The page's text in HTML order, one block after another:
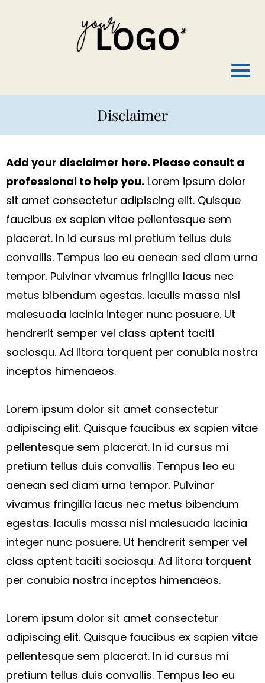
Disclaimer
Add your disclaimer here. Please consult a
professional to help you. Lorem ipsum dolor
sit amet consectetur adipiscing elit. Quisque
faucibus ex sapien vitae pellentesque sem
placerat. In id cursus mi pretium tellus duis
convallis. Tempus leo eu aenean sed diam urna
tempor. Pulvinar vivamus fringilla lacus nec
metus bibendum egestas. Iaculis massa nisl
malesuada lacinia integer nunc posuere. Ut
hendrerit semper vel class aptent taciti
sociosqu. Ad litora torquent per conubia nostra
inceptos himenaeos.
Lorem ipsum dolor sit amet consectetur
adipiscing elit. Quisque faucibus ex sapien vitae
pellentesque sem placerat. In id cursus mi
pretium tellus duis convallis. Tempus leo eu
aenean sed diam urna tempor. Pulvinar
vivamus fringilla lacus nec metus bibendum
egestas. Iaculis massa nisl malesuada lacinia
integer nunc posuere. Ut hendrerit semper vel
class aptent taciti sociosqu. Ad litora torquent
per conubia nostra inceptos himenaeos.
Lorem ipsum dolor sit amet consectetur
adipiscing elit. Quisque faucibus ex sapien vitae
pellentesque sem placerat. In id cursus mi
pretium tellus duis convallis. Tempus leo eu